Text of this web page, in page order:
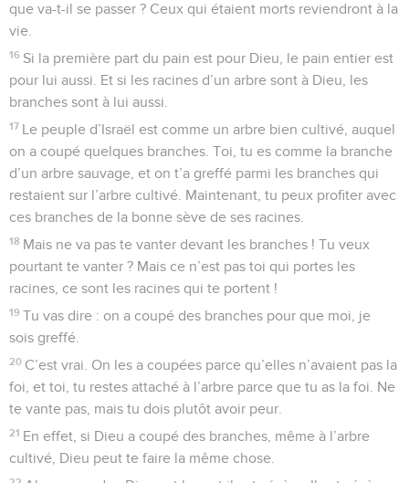
que va-t-il se passer ? Ceux qui étaient morts reviendront à la
vie.
16 Si la première part du pain est pour Dieu, le pain entier est
pour lui aussi. Et si les racines d’un arbre sont à Dieu, les
branches sont à lui aussi.
17 Le peuple d’Israël est comme un arbre bien cultivé, auquel
on a coupé quelques branches. Toi, tu es comme la branche
d’un arbre sauvage, et on t’a greffé parmi les branches qui
restaient sur l’arbre cultivé. Maintenant, tu peux profiter avec
ces branches de la bonne sève de ses racines.
18 Mais ne va pas te vanter devant les branches ! Tu veux
pourtant te vanter ? Mais ce n’est pas toi qui portes les
racines, ce sont les racines qui te portent !
19 Tu vas dire : on a coupé des branches pour que moi, je
sois greffé.
20 C’est vrai. On les a coupées parce qu’elles n’avaient pas la
foi, et toi, tu restes attaché à l’arbre parce que tu as la foi. Ne
te vante pas, mais tu dois plutôt avoir peur.
21 En effet, si Dieu a coupé des branches, même à l’arbre
cultivé, Dieu peut te faire la même chose.